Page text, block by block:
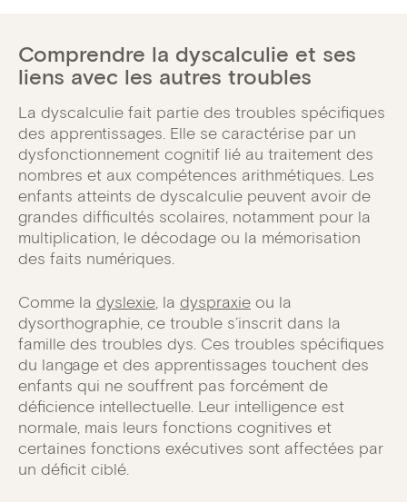
Comprendre la dyscalculie et ses
liens avec les autres troubles
La dyscalculie fait partie des troubles spécifiques
des apprentissages. Elle se caractérise par un
dysfonctionnement cognitif lié au traitement des
nombres et aux compétences arithmétiques. Les
enfants atteints de dyscalculie peuvent avoir de
grandes difficultés scolaires, notamment pour la
multiplication, le décodage ou la mémorisation
des faits numériques.
Comme la dyslexie, la dyspraxie ou la
dysorthographie, ce trouble s’inscrit dans la
famille des troubles dys. Ces troubles spécifiques
du langage et des apprentissages touchent des
enfants qui ne souffrent pas forcément de
déficience intellectuelle. Leur intelligence est
normale, mais leurs fonctions cognitives et
certaines fonctions exécutives sont affectées par
un déficit ciblé.